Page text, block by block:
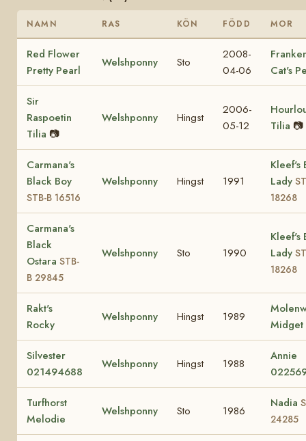
NAMN RAS KÖN FÖDD MOR
Red Flower
Pretty Pearl
Welshponny Sto
2008-
04-06
Cat's
Sir
Raspoetin
Tilia 📷
Welshponny Hingst
2006-
05-12
Tilia 📷
Carmana's
Black Boy
STB-B 16516
Welshponny Hingst 1991
Kleef's
Lady
18268
Carmana's
Black
Ostara STB-
B 29845
Welshponny Sto 1990
Kleef's
Lady
18268
Rakt's
Rocky
Welshponny Hingst 1989
Midget
Silvester
021494688
Welshponny Hingst 1988
Annie
Turfhorst
Melodie
Welshponny Sto 1986
Nadia
24285